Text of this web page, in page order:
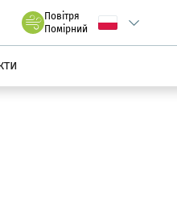
Повітря
we Wrocławiu
Помірний Wybierz język